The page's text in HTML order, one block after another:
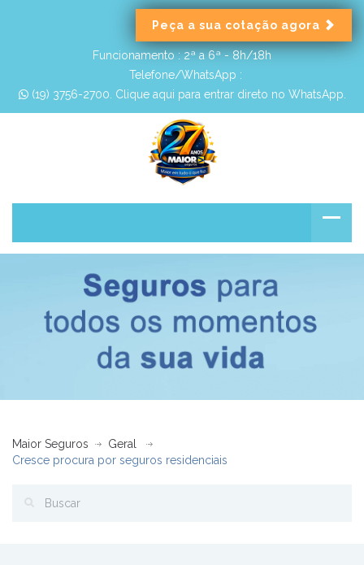
Peça a sua cotação agora
Funcionamento :2ª a 6ª - 8h/18h
Telefone/WhatsApp :
(19) 3756-2700. Clique aqui para entrar direto no WhatsApp.
Maior Seguros
Geral
Cresce procura por seguros residenciais